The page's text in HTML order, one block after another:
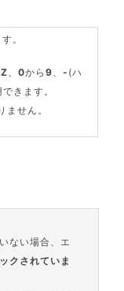
。
Z 、0から9 、- (ハ
きます。
ません。
ない場合、エ
クされていま